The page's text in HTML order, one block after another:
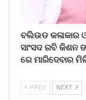
ବଲିଉଡ କଳାକାର
ସାଂସଦ ରବି କିଶନ
ରେ ମାରିଦେବାର
PREV NEXT